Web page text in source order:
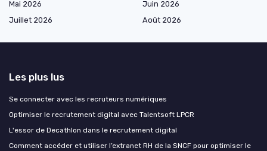
Mai 2026
Juin 2026
Juillet 2026
Août 2026
Les plus lus
Se connecter avec les recruteurs numériques
Optimiser le recrutement digital avec Talentsoft LPCR
L'essor de Decathlon dans le recrutement digital
Comment accéder et utiliser l’extranet RH de la SNCF pour optimiser le